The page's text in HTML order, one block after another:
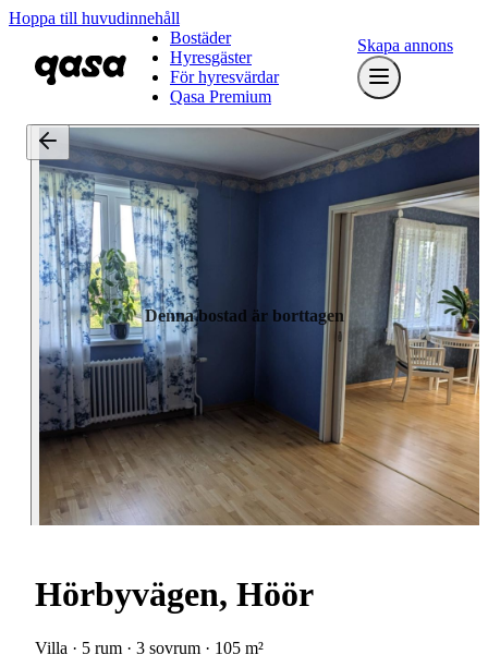
Hoppa till huvudinnehåll
Bostäder
Hyresgäster
För hyresvärdar
Qasa Premium
Skapa annons
Denna bostad är borttagen
Hörbyvägen, Höör
Villa · 5 rum · 3 sovrum · 105 m²